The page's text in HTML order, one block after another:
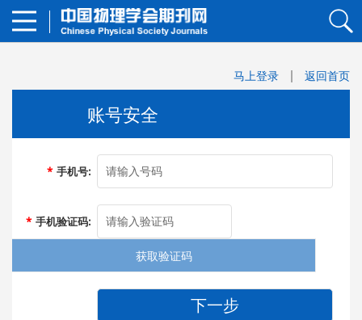
马上登录 返回首页
账号安全
* 手机号:
* 手机验证码:
获取验证码